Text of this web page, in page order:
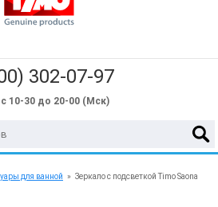
302-07-97
10-30 до 20-00 (Мск)
для ванной » Зеркало с подсветкой Timo Saona